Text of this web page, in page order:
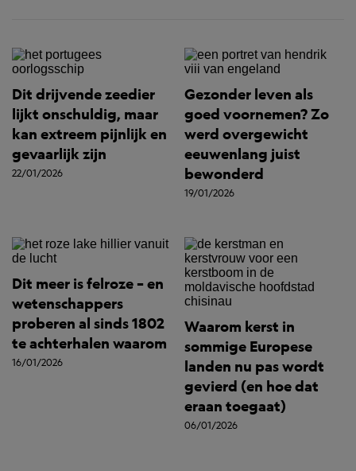
Dit drijvende zeedier
lijkt onschuldig, maar
kan extreem pijnlijk en
gevaarlijk zijn
22/01/2026
Gezonder leven als
goed voornemen? Zo
werd overgewicht
eeuwenlang juist
bewonderd
19/01/2026
Dit meer is felroze – en
wetenschappers
proberen al sinds 1802
te achterhalen waarom
16/01/2026
Waarom kerst in
sommige Europese
landen nu pas wordt
gevierd (en hoe dat
eraan toegaat)
06/01/2026